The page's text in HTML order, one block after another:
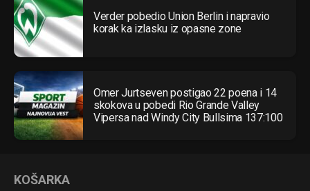
Verder pobedio Union Berlin i napravio
korak ka izlasku iz opasne zone
Omer Jurtseven postigao 22 poena i 14
skokova u pobedi Rio Grande Valley
Vipersa nad Windy City Bullsima 137:100
KOŠARKA